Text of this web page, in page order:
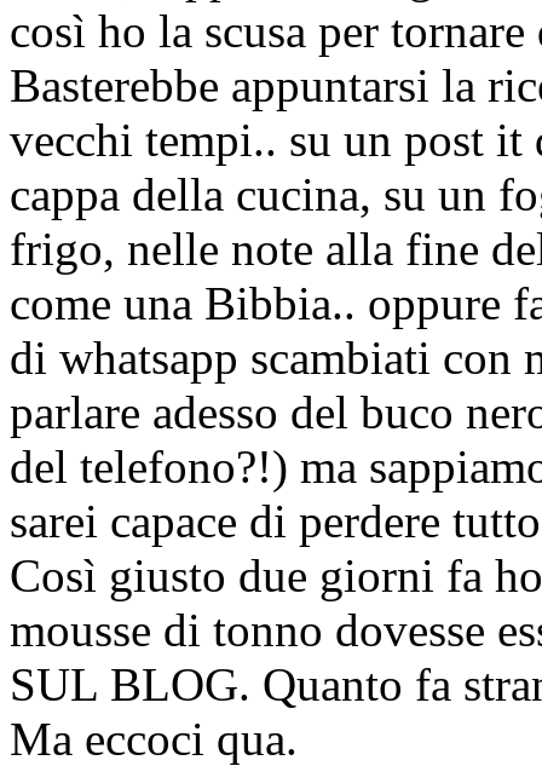
così ho la scusa per
Basterebbe appuntarsi la
vecchi tempi.. su un post
cappa della cucina, su un
frigo, nelle note alla fine
come una Bibbia.. oppure
di whatsapp scambiati
parlare adesso del buco
del telefono?!) ma
sarei capace di perdere
Così giusto due giorni fa
mousse di tonno dovesse
SUL BLOG. Quanto fa
Ma eccoci qua.